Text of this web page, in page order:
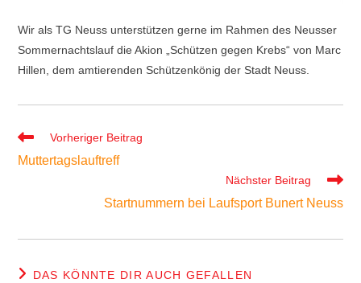
Wir als TG Neuss unterstützen gerne im Rahmen des Neusser
Sommernachtslauf die Akion „Schützen gegen Krebs“ von Marc
Hillen, dem amtierenden Schützenkönig der Stadt Neuss.
Weitere
ansehen
Vorheriger Beitrag
Muttertagslauftreff
Nächster Beitrag
Startnummern bei Laufsport Bunert Neuss
DAS KÖNNTE DIR AUCH GEFALLEN